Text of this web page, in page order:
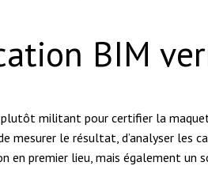
BIM
plutôt militant pour certifier la
mesurer le résultat, d’analyser les
en premier lieu, mais également un